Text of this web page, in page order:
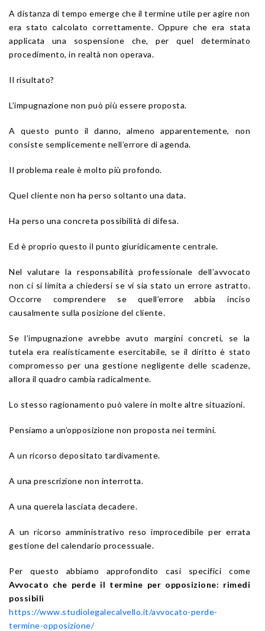
A distanza di tempo emerge che il termine utile per agire non
era stato calcolato correttamente. Oppure che era stata
applicata una sospensione che, per quel determinato
procedimento, in realtà non operava.
Il risultato?
L’impugnazione non può più essere proposta.
A questo punto il danno, almeno apparentemente, non
consiste semplicemente nell’errore di agenda.
Il problema reale è molto più profondo.
Quel cliente non ha perso soltanto una data.
Ha perso una concreta possibilità di difesa.
Ed è proprio questo il punto giuridicamente centrale.
Nel valutare la responsabilità professionale dell’avvocato
non ci si limita a chiedersi se vi sia stato un errore astratto.
Occorre comprendere se quell’errore abbia inciso
causalmente sulla posizione del cliente.
Se l’impugnazione avrebbe avuto margini concreti, se la
tutela era realisticamente esercitabile, se il diritto è stato
compromesso per una gestione negligente delle scadenze,
allora il quadro cambia radicalmente.
Lo stesso ragionamento può valere in molte altre situazioni.
Pensiamo a un’opposizione non proposta nei termini.
A un ricorso depositato tardivamente.
A una prescrizione non interrotta.
A una querela lasciata decadere.
A un ricorso amministrativo reso improcedibile per errata
gestione del calendario processuale.
Per questo abbiamo approfondito casi specifici come
Avvocato che perde il termine per opposizione: rimedi
possibili
https://www.studiolegalecalvello.it/avvocato-perde-
termine-opposizione/